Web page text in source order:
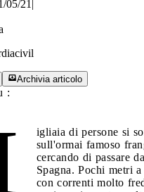
05/21
Archivia articolo
:
igliaia di persone si
sull'ormai famoso
cercando di passare
Spagna. Pochi metri
con correnti molto